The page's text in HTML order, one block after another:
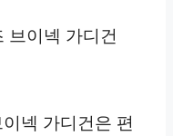
브이넥 가디건
넥 가디건은 편